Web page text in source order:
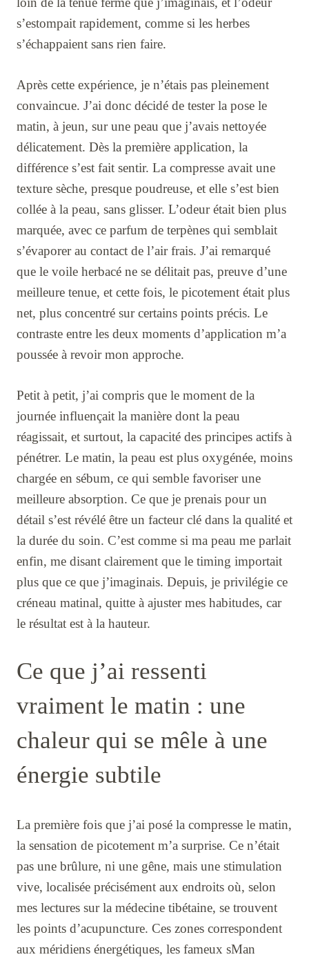
s’estompait rapidement, comme si les herbes
s’échappaient sans rien faire.
Après cette expérience, je n’étais pas pleinement
convaincue. J’ai donc décidé de tester la pose le
matin, à jeun, sur une peau que j’avais nettoyée
délicatement. Dès la première application, la
différence s’est fait sentir. La compresse avait une
texture sèche, presque poudreuse, et elle s’est bien
collée à la peau, sans glisser. L’odeur était bien plus
marquée, avec ce parfum de terpènes qui semblait
s’évaporer au contact de l’air frais. J’ai remarqué
que le voile herbacé ne se délitait pas, preuve d’une
meilleure tenue, et cette fois, le picotement était plus
net, plus concentré sur certains points précis. Le
contraste entre les deux moments d’application m’a
poussée à revoir mon approche.
Petit à petit, j’ai compris que le moment de la
journée influençait la manière dont la peau
réagissait, et surtout, la capacité des principes actifs à
pénétrer. Le matin, la peau est plus oxygénée, moins
chargée en sébum, ce qui semble favoriser une
meilleure absorption. Ce que je prenais pour un
détail s’est révélé être un facteur clé dans la qualité et
la durée du soin. C’est comme si ma peau me parlait
enfin, me disant clairement que le timing importait
plus que ce que j’imaginais. Depuis, je privilégie ce
créneau matinal, quitte à ajuster mes habitudes, car
le résultat est à la hauteur.
Ce que j’ai ressenti
vraiment le matin : une
chaleur qui se mêle à une
énergie subtile
La première fois que j’ai posé la compresse le matin,
la sensation de picotement m’a surprise. Ce n’était
pas une brûlure, ni une gêne, mais une stimulation
vive, localisée précisément aux endroits où, selon
mes lectures sur la médecine tibétaine, se trouvent
les points d’acupuncture. Ces zones correspondent
aux méridiens énergétiques, les fameux sMan